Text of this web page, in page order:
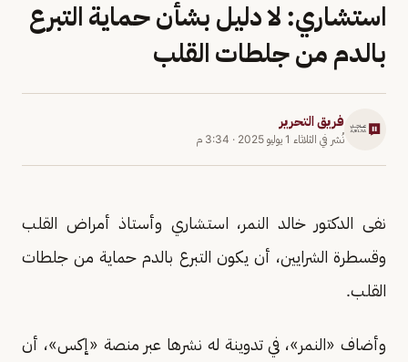
استشاري: لا دليل بشأن حماية التبرع
بالدم من جلطات القلب
فريق التحرير
نُشر في الثلاثاء 1 يوليو 2025 · 3:34 م
نفى الدكتور خالد النمر، استشاري وأستاذ أمراض القلب
وقسطرة الشرايين، أن يكون التبرع بالدم حماية من جلطات
القلب.
وأضاف «النمر»، في تدوينة له نشرها عبر منصة «إكس»، أن